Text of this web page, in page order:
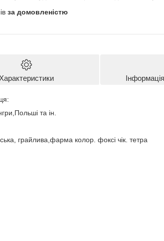
за домовленістю
Характеристики
та ін.
грайлива,фарма колор. фоксі чік. тетра